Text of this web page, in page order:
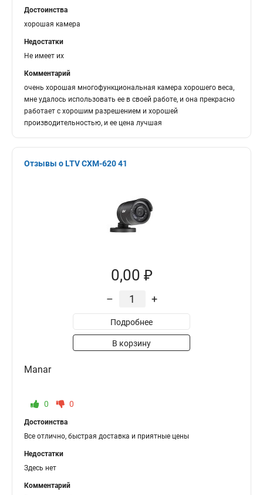
Достоинства
хорошая камера
Недостатки
Не имеет их
Комментарий
очень хорошая многофункциональная камера хорошего веса,
мне удалось использовать ее в своей работе, и она прекрасно
работает с хорошим разрешением и хорошей
производительностью, и ее цена лучшая
Отзывы о LTV CXM-620 41
0,00 ₽
– +
Подробнее
В корзину
Manar
0 0
Достоинства
Все отлично, быстрая доставка и приятные цены
Недостатки
Здесь нет
Комментарий